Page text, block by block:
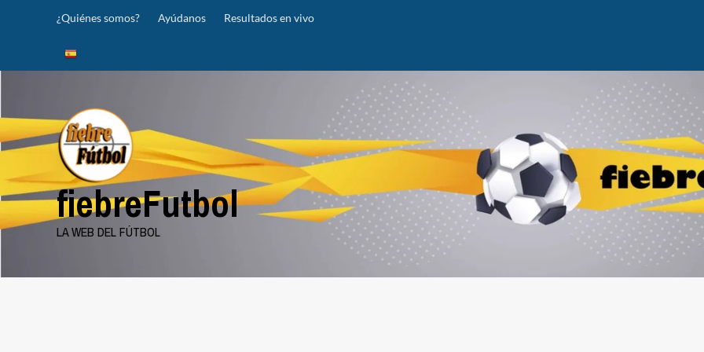
¿Quiénes somos? Ayúdanos Resultados en vivo
fiebreFutbol
LA WEB DEL FÚTBOL